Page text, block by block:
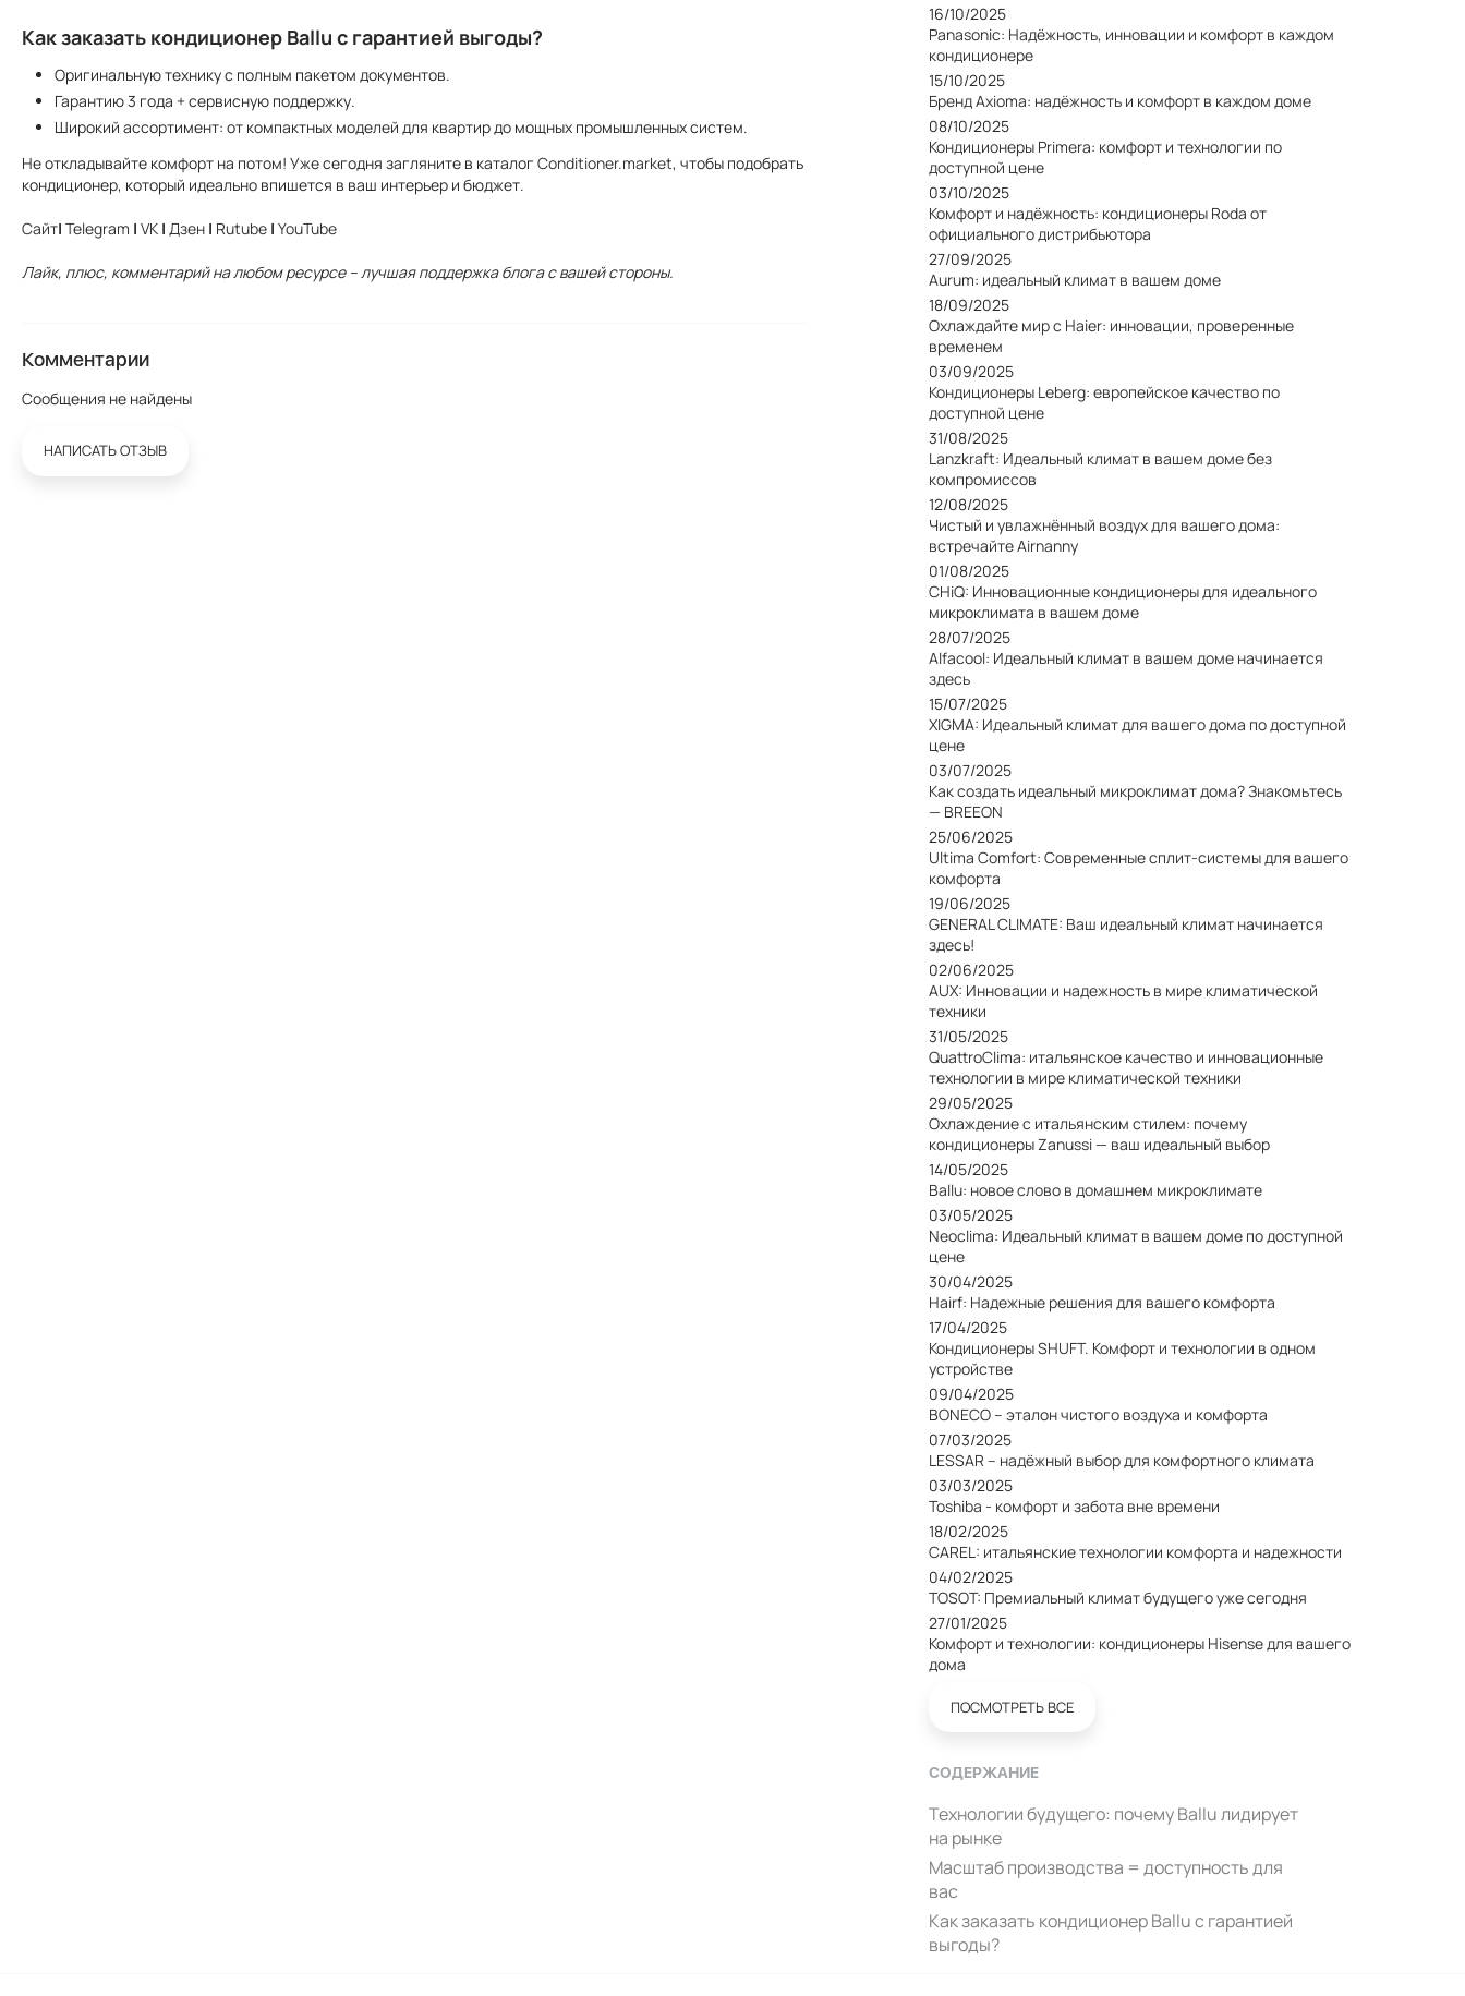
Как заказать кондиционер Ballu с гарантией выгоды?
Оригинальную технику с полным пакетом документов.
Гарантию 3 года + сервисную поддержку.
Широкий ассортимент: от компактных моделей для квартир до мощных промышленных систем.
Не откладывайте комфорт на потом! Уже сегодня загляните в каталог Conditioner.market, чтобы подобрать
кондиционер, который идеально впишется в ваш интерьер и бюджет.
Сайт| Telegram | VK | Дзен | Rutube | YouTube
Лайк, плюс, комментарий на любом ресурсе – лучшая поддержка блога с вашей стороны.
Комментарии
Сообщения не найдены
НАПИСАТЬ ОТЗЫВ
16/10/2025
Panasonic: Надёжность, инновации и комфорт в каждом
кондиционере
15/10/2025
Бренд Axioma: надёжность и комфорт в каждом доме
08/10/2025
Кондиционеры Primera: комфорт и технологии по
доступной цене
03/10/2025
Комфорт и надёжность: кондиционеры Roda от
официального дистрибьютора
27/09/2025
Aurum: идеальный климат в вашем доме
18/09/2025
Охлаждайте мир с Haier: инновации, проверенные
временем
03/09/2025
Кондиционеры Leberg: европейское качество по
доступной цене
31/08/2025
Lanzkraft: Идеальный климат в вашем доме без
компромиссов
12/08/2025
Чистый и увлажнённый воздух для вашего дома:
встречайте Airnanny
01/08/2025
CHiQ: Инновационные кондиционеры для идеального
микроклимата в вашем доме
28/07/2025
Alfacool: Идеальный климат в вашем доме начинается
здесь
15/07/2025
XIGMA: Идеальный климат для вашего дома по доступной
цене
03/07/2025
Как создать идеальный микроклимат дома? Знакомьтесь
— BREEON
25/06/2025
Ultima Comfort: Современные сплит-системы для вашего
комфорта
19/06/2025
GENERAL CLIMATE: Ваш идеальный климат начинается
здесь!
02/06/2025
AUX: Инновации и надежность в мире климатической
техники
31/05/2025
QuattroClima: итальянское качество и инновационные
технологии в мире климатической техники
29/05/2025
Охлаждение с итальянским стилем: почему
кондиционеры Zanussi — ваш идеальный выбор
14/05/2025
Ballu: новое слово в домашнем микроклимате
03/05/2025
Neoclima: Идеальный климат в вашем доме по доступной
цене
30/04/2025
Hairf: Надежные решения для вашего комфорта
17/04/2025
Кондиционеры SHUFT. Комфорт и технологии в одном
устройстве
09/04/2025
BONECO – эталон чистого воздуха и комфорта
07/03/2025
LESSAR – надёжный выбор для комфортного климата
03/03/2025
Toshiba - комфорт и забота вне времени
18/02/2025
CAREL: итальянские технологии комфорта и надежности
04/02/2025
TOSOT: Премиальный климат будущего уже сегодня
27/01/2025
Комфорт и технологии: кондиционеры Hisense для вашего
дома
ПОСМОТРЕТЬ ВСЕ
СОДЕРЖАНИЕ
Технологии будущего: почему Ballu лидирует
на рынке
Масштаб производства = доступность для
вас
Как заказать кондиционер Ballu с гарантией
выгоды?